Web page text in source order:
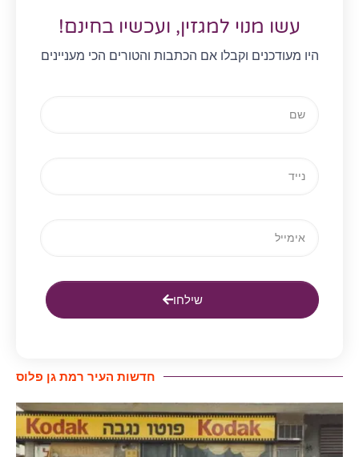
עשו מנוי למגזין, ועכשיו בחינם!
היו מעודכנים וקבלו אם הכתבות והטורים הכי מעניינים
שילחו
חדשות העיר רמת גן פלוס